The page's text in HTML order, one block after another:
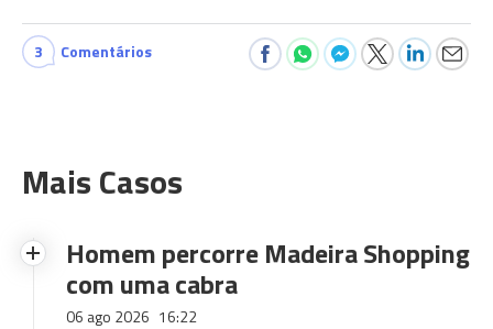
3 Comentários
Mais Casos
Homem percorre Madeira Shopping
com uma cabra
06 ago 2026 16:22